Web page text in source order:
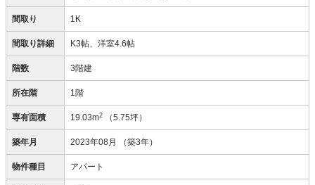
間取り 1K
間取り詳細 K3帖、洋室4.6帖
階数 3階建
所在階 1階
専有面積 19.03m2 （5.75坪）
築年月 2023年08月 （築3年）
物件種目 アパート